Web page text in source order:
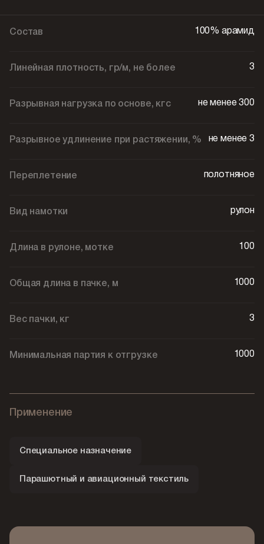
Состав 100% арамид
Линейная плотность, гр/м, не более 3
Разрывная нагрузка по основе, кгс не менее 300
Разрывное удлинение при растяжении, % не менее 3
Переплетение полотняное
Вид намотки рулон
Длина в рулоне, мотке 100
Общая длина в пачке, м 1000
Вес пачки, кг 3
Минимальная партия к отгрузке 1000
Применение
Специальное назначение
Парашютный и авиационный текстиль